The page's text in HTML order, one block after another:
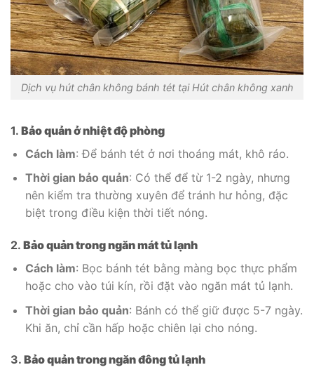
Dịch vụ hút chân không bánh tét tại Hút chân không xanh
1. Bảo quản ở nhiệt độ phòng
Cách làm: Để bánh tét ở nơi thoáng mát, khô ráo.
Thời gian bảo quản: Có thể để từ 1-2 ngày, nhưng
nên kiểm tra thường xuyên để tránh hư hỏng, đặc
biệt trong điều kiện thời tiết nóng.
2. Bảo quản trong ngăn mát tủ lạnh
Cách làm: Bọc bánh tét bằng màng bọc thực phẩm
hoặc cho vào túi kín, rồi đặt vào ngăn mát tủ lạnh.
Thời gian bảo quản: Bánh có thể giữ được 5-7 ngày.
Khi ăn, chỉ cần hấp hoặc chiên lại cho nóng.
3. Bảo quản trong ngăn đông tủ lạnh